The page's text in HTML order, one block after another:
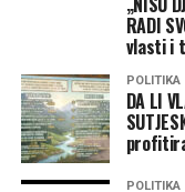
Projekat bi trebalo
uređenje Staklenca
Petrom Kočićem i
bika.
„Centar grada će
RADI
vlasti i
POLITIKA
DA LI
POLITIKA